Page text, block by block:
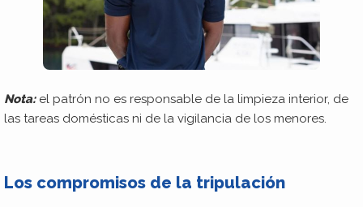
Nota:el patrón no es responsable de la limpieza interior, de
las tareas domésticas ni de la vigilancia de los menores.
Los compromisos de la tripulación